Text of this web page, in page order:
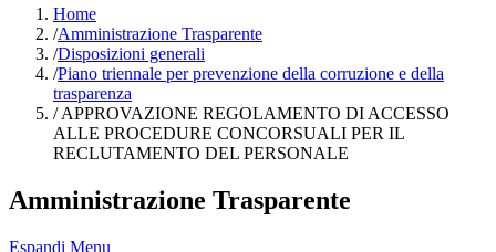
Home
/Amministrazione Trasparente
/Disposizioni generali
/Piano triennale per prevenzione della corruzione e della
trasparenza
/APPROVAZIONE REGOLAMENTO DI ACCESSO
ALLE PROCEDURE CONCORSUALI PER IL
RECLUTAMENTO DEL PERSONALE
Amministrazione Trasparente
Espandi Menu